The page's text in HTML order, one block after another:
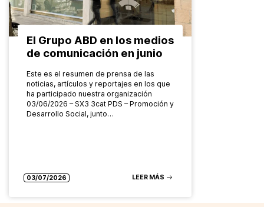
El Grupo ABD en los medios
de comunicación en junio
Este es el resumen de prensa de las
noticias, artículos y reportajes en los que
ha participado nuestra organización
03/06/2026 – SX3 3cat PDS – Promoción y
Desarrollo Social, junto…
03/07/2026 LEER MÁS